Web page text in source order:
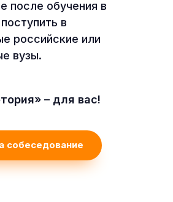
после обучения в
в
российские или
вузы.
– для вас!
собеседование